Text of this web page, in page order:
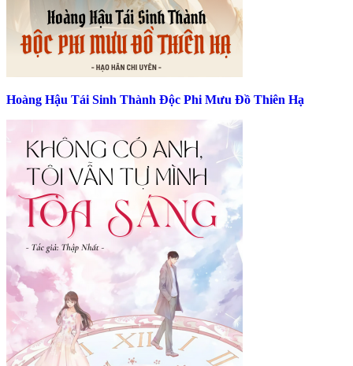
Hoàng Hậu Tái Sinh Thành Độc Phi Mưu Đồ Thiên Hạ